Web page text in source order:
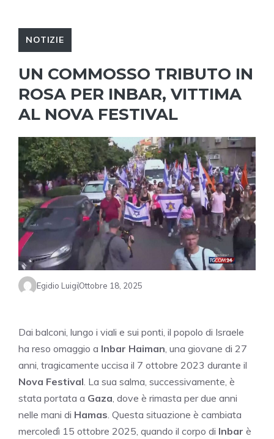
NOTIZIE
UN COMMOSSO TRIBUTO IN
ROSA PER INBAR, VITTIMA
AL NOVA FESTIVAL
Egidio LuigiOttobre 18, 2025
Dai balconi, lungo i viali e sui ponti, il popolo di Israele
ha reso omaggio a Inbar Haiman, una giovane di 27
anni, tragicamente uccisa il 7 ottobre 2023 durante il
Nova Festival. La sua salma, successivamente, è
stata portata a Gaza, dove è rimasta per due anni
nelle mani di Hamas. Questa situazione è cambiata
mercoledì 15 ottobre 2025, quando il corpo di Inbar è